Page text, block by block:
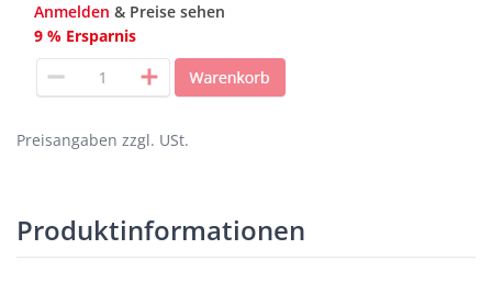
Anmelden & Preise sehen
9 % Ersparnis
Preisangaben zzgl. USt.
Produktinformationen